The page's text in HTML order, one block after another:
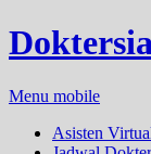
Menu mobile
Asisten